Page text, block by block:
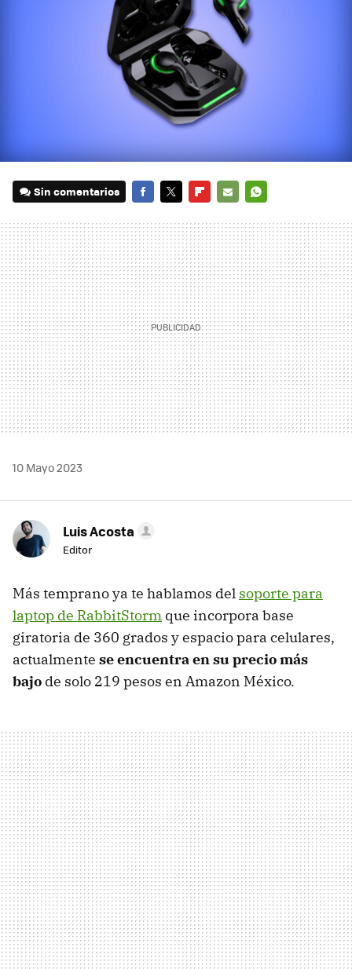
Sin comentarios
MAIL
10 Mayo 2023
Luis Acosta
Editor
Más temprano ya te hablamos del soporte para
laptop de RabbitStorm que incorpora base
giratoria de 360 grados y espacio para celulares,
actualmente se encuentra en su precio más
bajo de solo 219 pesos en Amazon México.